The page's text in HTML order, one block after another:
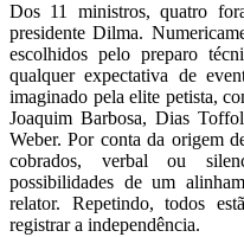
Dos 11 ministros, quatro
presidente Dilma.
escolhidos pelo preparo
qualquer expectativa de
imaginado pela elite petista,
Joaquim Barbosa, Dias
Weber. Por conta da origem
cobrados, verbal ou
possibilidades de um
relator. Repetindo, todos
registrar a independência.